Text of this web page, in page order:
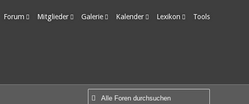
Forum Mitglieder Galerie Kalender Lexikon Tools